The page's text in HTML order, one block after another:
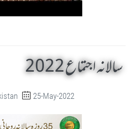
سالانہ اجتماع 2022
25-May-2022